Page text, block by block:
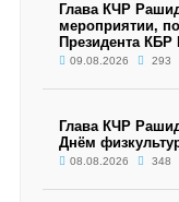
Глава КЧР
мероприятии,
Президента
09.08.2026 293
Глава КЧР
Днём
08.08.2026 348